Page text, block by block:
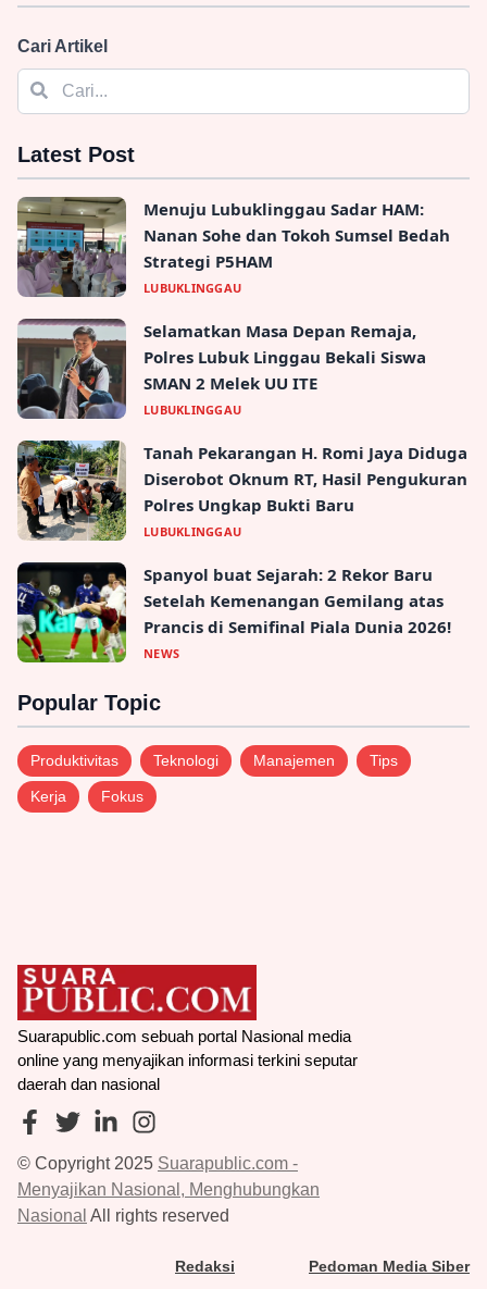
Cari Artikel
Latest Post
Menuju Lubuklinggau Sadar HAM:
Nanan Sohe dan Tokoh Sumsel Bedah
Strategi P5HAM
LUBUKLINGGAU
Selamatkan Masa Depan Remaja,
Polres Lubuk Linggau Bekali Siswa
SMAN 2 Melek UU ITE
LUBUKLINGGAU
Tanah Pekarangan H. Romi Jaya Diduga
Diserobot Oknum RT, Hasil Pengukuran
Polres Ungkap Bukti Baru
LUBUKLINGGAU
Spanyol buat Sejarah: 2 Rekor Baru
Setelah Kemenangan Gemilang atas
Prancis di Semifinal Piala Dunia 2026!
NEWS
Popular Topic
Produktivitas Teknologi Manajemen Tips
Kerja Fokus
Suarapublic.com sebuah portal Nasional media
online yang menyajikan informasi terkini seputar
daerah dan nasional
© Copyright 2025 Suarapublic.com -
Menyajikan Nasional, Menghubungkan
Nasional All rights reserved
Redaksi Pedoman Media Siber